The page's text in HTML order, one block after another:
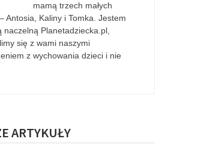
mamą trzech małych
Antosia, Kaliny i Tomka. Jestem
naczelną Planetadziecka.pl,
się z wami naszymi
z wychowania dzieci i nie
ARTYKUŁY